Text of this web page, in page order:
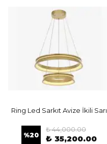
Ring Led Sarkıt Avize İkili Sarı
%20
₺ 44,000.00
₺ 35,200.00